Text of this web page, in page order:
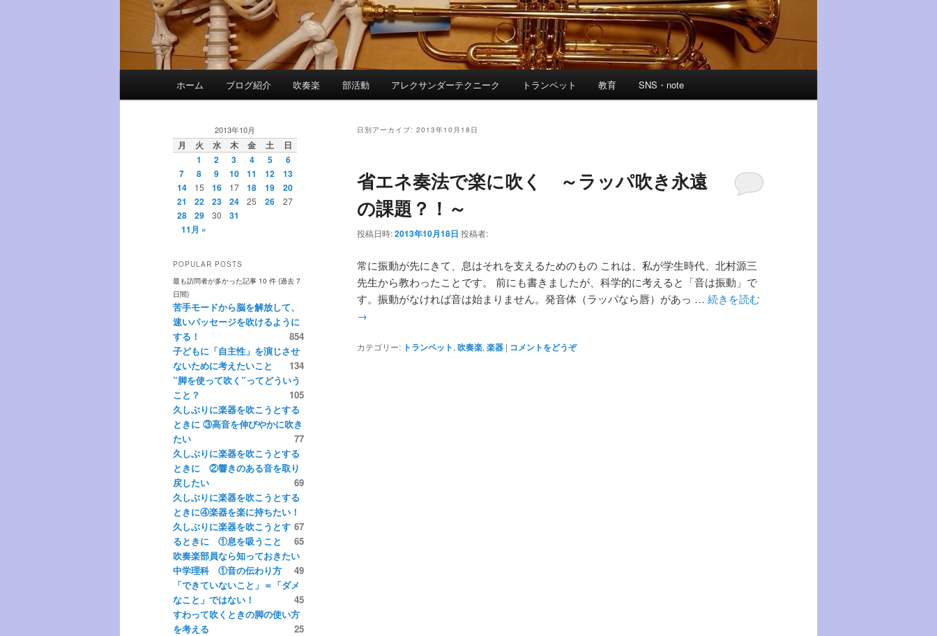
メ
ン
コ
ン
ン
ツ
へ
移
動
サ
コ
ン
テ
ツ
へ
移
動
ホーム ブログ紹介 吹奏楽 部活動 アレクサンダーテクニーク トランペット 教育 SNS・note
日別アーカイブ: 2013年10月18日
省エネ奏法で楽に吹く ～ラッパ吹き永遠
の課題？！～
投稿日時:2013年10月18日 投稿者:
常に振動が先にきて、息はそれを支えるためのもの これは、私が学生時代、北村源三
先生から教わったことです。 前にも書きましたが、科学的に考えると「音は振動」で
す。振動がなければ音は始まりません。発音体（ラッパなら唇）があっ … 続きを読む
→
カテゴリー: トランペット, 吹奏楽, 楽器 | コメントをどうぞ
2013年10月
月 火 水 木 金 土
日
1
2 3 4 5
6
7
8 9 10 11 12
13
14
15 16 17 18 19
20
21
22 23 24 25 26 27
28 29 30
31
11月 »
POPULAR POSTS
最も訪問者が多かった記事 10 件 (過去 7
日間)
苦手モードから脳を解放して、
速いパッセージを吹けるように
する！
854
子どもに「自主性」を演じさせ
ないために考えたいこと
134
”脚を使って吹く”ってどういう
こと？
105
久しぶりに楽器を吹こうとする
ときに ③高音を伸びやかに吹き
たい
77
久しぶりに楽器を吹こうとする
ときに ②響きのある音を取り
戻したい
69
久しぶりに楽器を吹こうとする
ときに④楽器を楽に持ちたい！
67
久しぶりに楽器を吹こうとす
るときに ①息を吸うこと
65
吹奏楽部員なら知っておきたい
中学理科 ①音の伝わり方
49
「できていないこと」＝「ダメ
なこと」ではない！
45
すわって吹くときの脚の使い方
を考える
25